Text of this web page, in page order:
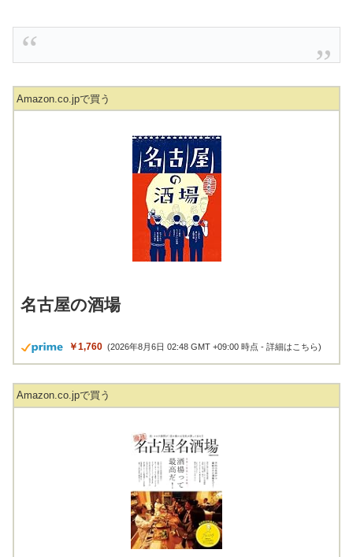
Amazon.co.jpで買う
名古屋の酒場
￥1,760 (2026年8月6日 02:48 GMT +09:00 時点 -詳細はこちら)
Amazon.co.jpで買う